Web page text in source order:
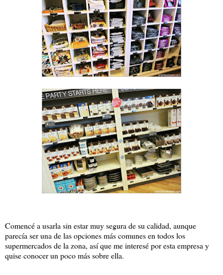
Comencé a usarla sin estar muy segura de su calidad, aunque
parecía ser una de las opciones más comunes en todos los
supermercados de la zona, así que me interesé por esta empresa y
quise conocer un poco más sobre ella.